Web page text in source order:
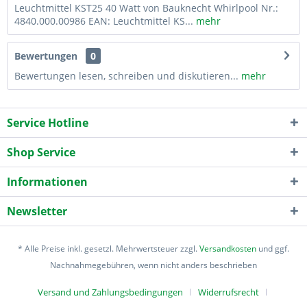
Leuchtmittel KST25 40 Watt von Bauknecht Whirlpool Nr.:
4840.000.00986 EAN: Leuchtmittel KS... mehr
Bewertungen
0
Bewertungen lesen, schreiben und diskutieren... mehr
Service Hotline
Shop Service
Informationen
Newsletter
* Alle Preise inkl. gesetzl. Mehrwertsteuer zzgl.Versandkosten und ggf.
Nachnahmegebühren, wenn nicht anders beschrieben
Versand und Zahlungsbedingungen Widerrufsrecht